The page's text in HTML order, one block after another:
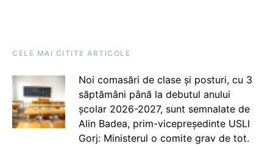
CELE MAI CITITE ARTICOLE
Noi comasări de clase și posturi, cu 3
săptămâni până la debutul anului
școlar 2026-2027, sunt semnalate de
Alin Badea, prim-vicepreședinte USLI
Gorj: Ministerul o comite grav de tot.